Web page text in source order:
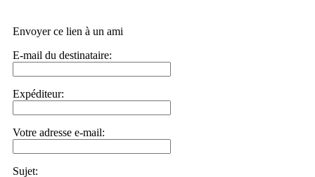
Envoyer ce lien à un ami
E-mail du destinataire:
Expéditeur:
Votre adresse e-mail:
Sujet: